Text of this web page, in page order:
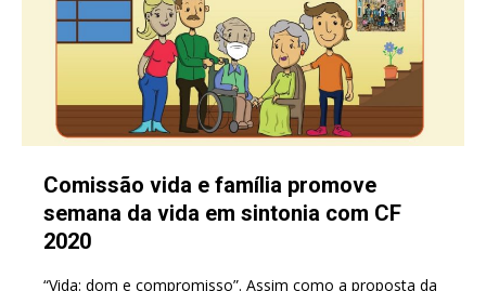
Comissão vida e família promove
semana da vida em sintonia com CF
2020
“Vida: dom e compromisso”. Assim como a proposta da